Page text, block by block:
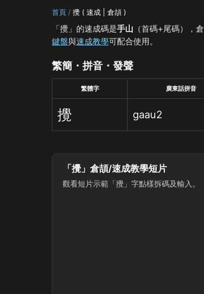
首頁 攪 ( 速成 | 倉頡 )
「攪」的速成碼是手山 （首碼+尾碼），
鍵盤與速成教學可配合使用。
繁簡・拼音・發聲
繁體字 廣東話拼音
攪 gaau2
「攪」倉頡/速成教學短片
觀看短片示範「攪」字點樣拆碼及輸入。